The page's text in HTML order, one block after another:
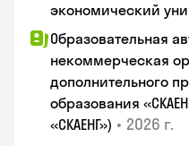
экономический
Образовательная
некоммерческая
дополнительного
образования
«СКАЕНГ») • 2026 г.